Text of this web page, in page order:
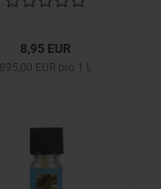
8,95 EUR
895,00 EUR pro 1 L